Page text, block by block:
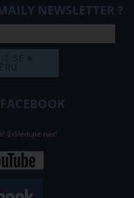
NEWSLETTER ?
👍Sledujte nás!